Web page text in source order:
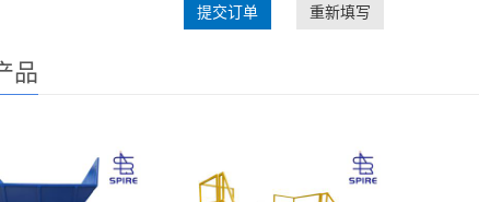
提交订单 重新填写
品